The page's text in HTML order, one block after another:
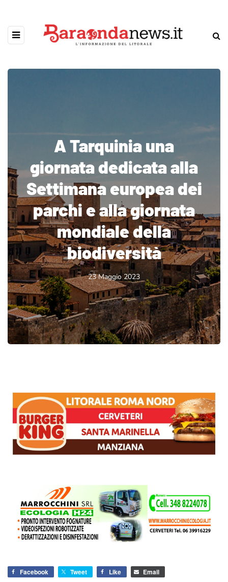
A Tarquinia una
giornata dedicata alla
Settimana europea dei
parchi e alla giornata
mondiale della
biodiversità
23 Maggio 2023
Facebook Tweet Like Email